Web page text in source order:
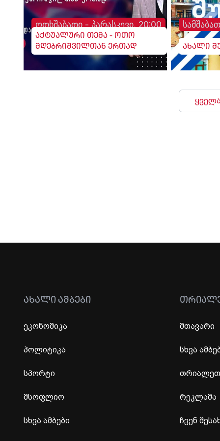
ოთხშაბათი - პარასკევი, 20:00
აქტუალური თემა - ოთო
მღებრიშვილთან ერთად
ახალი
ᲐᲮᲐᲚᲘ ᲐᲛᲑᲔᲑᲘ
ეკონომიკა
პოლიტიკა
სპორტი
მსოფლიო
სხვა ამბები
მთავარი
სხვა
რეკლამა
ჩვენ